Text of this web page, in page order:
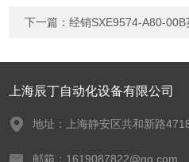
下一篇：经销SXE9574-A80-
上海辰丁自动化设备有限公司
地址：上海静安区共和新路
邮箱：1619087822@qq.com